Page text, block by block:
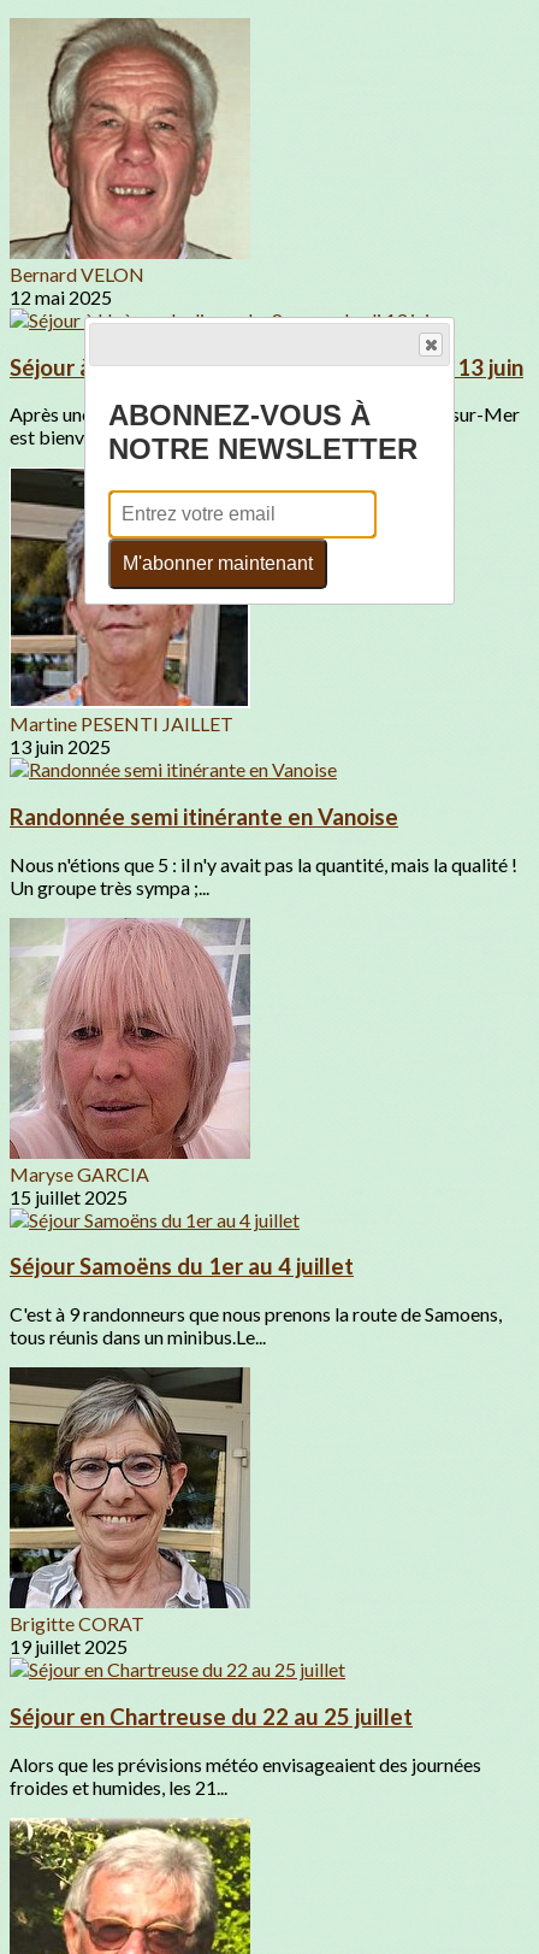
Bernard VELON
12 mai 2025
Séjour à Hyères, du dimanche 8 au vendredi 13 juin
Après une matinée de car, le premier arrêt à Saint-Cyr-sur-Mer
est bienvenu.Un agréable parcours...
Martine PESENTI JAILLET
13 juin 2025
Randonnée semi itinérante en Vanoise
Nous n'étions que 5 : il n'y avait pas la quantité, mais la qualité !
Un groupe très sympa ;...
Maryse GARCIA
15 juillet 2025
Séjour Samoëns du 1er au 4 juillet
C'est à 9 randonneurs que nous prenons la route de Samoens,
tous réunis dans un minibus.Le...
Brigitte CORAT
19 juillet 2025
Séjour en Chartreuse du 22 au 25 juillet
Alors que les prévisions météo envisageaient des journées
froides et humides, les 21...
ABONNEZ-VOUS À
NOTRE NEWSLETTER
M'abonner maintenant